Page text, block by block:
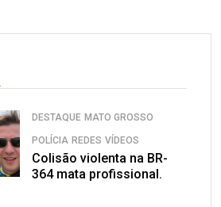
DESTAQUE MATO GROSSO
POLÍCIA REDES VÍDEOS
Colisão violenta na BR-
364 mata profissional.